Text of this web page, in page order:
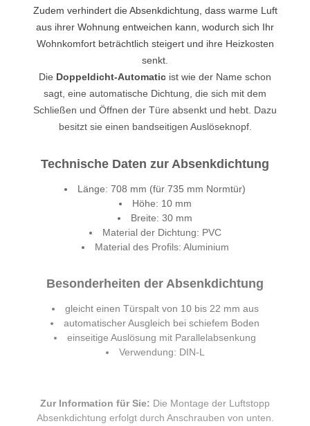
Zudem verhindert die Absenkdichtung, dass warme Luft
aus ihrer Wohnung entweichen kann, wodurch sich Ihr
Wohnkomfort beträchtlich steigert und ihre Heizkosten
senkt.
Die Doppeldicht-Automatic ist wie der Name schon
sagt, eine automatische Dichtung, die sich mit dem
Schließen und Öffnen der Türe absenkt und hebt. Dazu
besitzt sie einen bandseitigen Auslöseknopf.
Technische Daten zur Absenkdichtung
Länge: 708 mm (für 735 mm Normtür)
Höhe: 10 mm
Breite: 30 mm
Material der Dichtung: PVC
Material des Profils: Aluminium
Besonderheiten der Absenkdichtung
gleicht einen Türspalt von 10 bis 22 mm aus
automatischer Ausgleich bei schiefem Boden
einseitige Auslösung mit Parallelabsenkung
Verwendung: DIN-L
Zur Information für Sie: Die Montage der Luftstopp
Absenkdichtung erfolgt durch Anschrauben von unten.